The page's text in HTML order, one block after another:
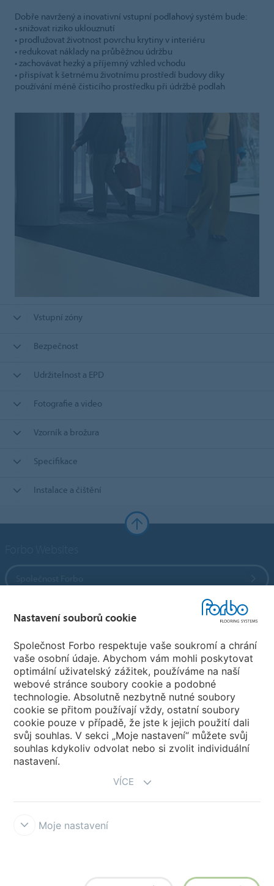
Dobře navržený a inovativní vstupní podlahový systém bude:
• snižovat riziko uklouznutí
• prodlužovat životnost povrchu krytiny v interiéru
• redukovat náklady na průběžnou údržbu
• zachovávat hezký a příjemný vzhled vchodu
• přispívat k šetrnému životnímu prostředí budovy díky
používání méně čisticího prostředku při údržbě podlah
Vstupní zóny
Bezpečnost
Udržitelnost a EPD
Fotografie a video
Vzorník a brožura
Specifikace
Instalace a čištění
Forbo Flooring Systems
Forbo Movement Systems
Pobočky
Vyberte svou zemi
Nastavení souborů cookie
Společnost Forbo respektuje vaše soukromí a chrání
vaše osobní údaje. Abychom vám mohli poskytovat
optimální uživatelský zážitek, používáme na naší
webové stránce soubory cookie a podobné
technologie. Absolutně nezbytně nutné soubory
cookie se přitom používají vždy, ostatní soubory
cookie pouze v případě, že jste k jejich použití dali
svůj souhlas. V sekci „Moje nastavení“ můžete svůj
souhlas kdykoliv odvolat nebo si zvolit individuální
nastavení.
VÍCE
Moje nastavení